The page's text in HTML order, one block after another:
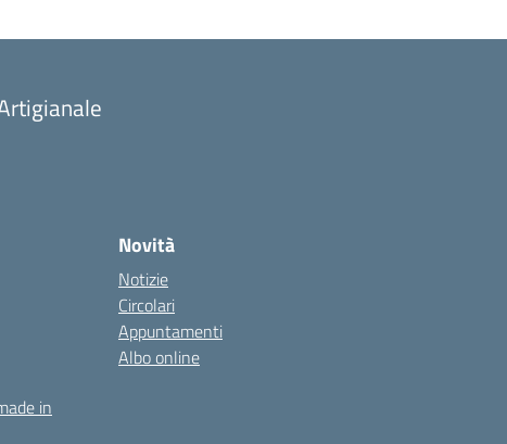
in
Novità
Notizie
Circolari
Appuntamenti
Albo online